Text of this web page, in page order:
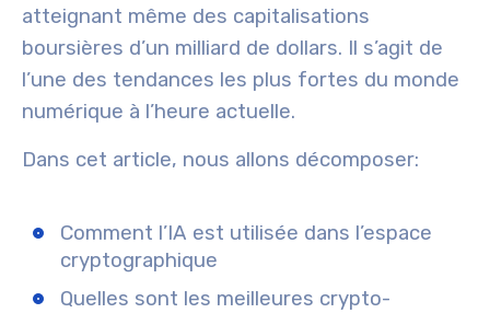
atteignant même des capitalisations
boursières d’un milliard de dollars. Il s’agit de
l’une des tendances les plus fortes du monde
numérique à l’heure actuelle.
Dans cet article, nous allons décomposer:
Comment l’IA est utilisée dans l’espace
cryptographique
Quelles sont les meilleures crypto-